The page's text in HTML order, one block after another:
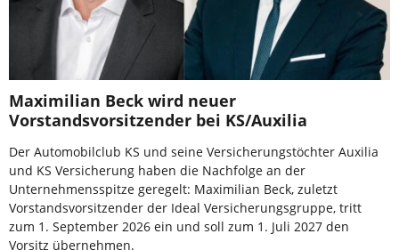
Maximilian Beck wird neuer
Vorstandsvorsitzender bei KS/Auxilia
Der Automobilclub KS und seine Versicherungstöchter Auxilia
und KS Versicherung haben die Nachfolge an der
Unternehmensspitze geregelt: Maximilian Beck, zuletzt
Vorstandsvorsitzender der Ideal Versicherungsgruppe, tritt
zum 1. September 2026 ein und soll zum 1. Juli 2027 den
Vorsitz übernehmen.